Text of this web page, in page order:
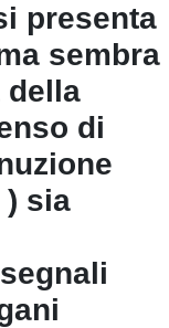
presenta
sembra
della
di
) sia